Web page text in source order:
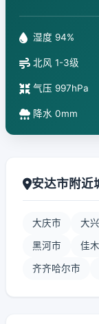
湿度 94%
北风 1-3级
气压 997hPa
降水 0mm
安达市附近
大庆市 大
黑河市 佳
齐齐哈尔市